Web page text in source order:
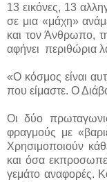
13 εικόνες, 13
σε μια «μάχη»
και τον Άνθρωπο,
αφήνει περιθώρια
«Ο κόσμος είναι
που είμαστε. Ο
Οι δύο
φραγμούς με
Χρησιμοποιούν
και όσα
γεμάτο αναφορές.